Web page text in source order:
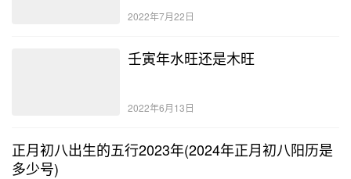
2022年7月22日
壬寅年水旺还是木旺
2022年6月13日
正月初八出生的五行2023年(2024年正月初八阳历是
多少号)